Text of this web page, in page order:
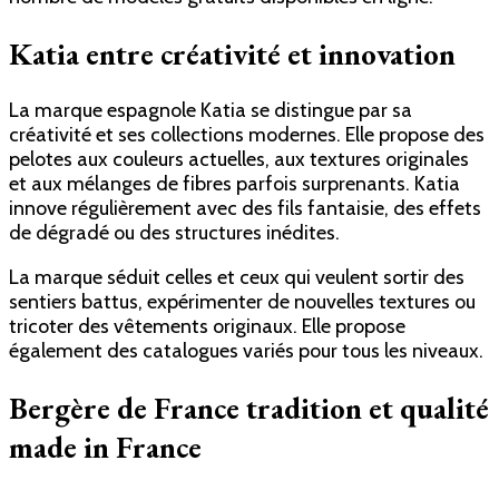
Katia entre créativité et innovation
La marque espagnole Katia se distingue par sa
créativité et ses collections modernes. Elle propose des
pelotes aux couleurs actuelles, aux textures originales
et aux mélanges de fibres parfois surprenants. Katia
innove régulièrement avec des fils fantaisie, des effets
de dégradé ou des structures inédites.
La marque séduit celles et ceux qui veulent sortir des
sentiers battus, expérimenter de nouvelles textures ou
tricoter des vêtements originaux. Elle propose
également des catalogues variés pour tous les niveaux.
Bergère de France tradition et qualité
made in France